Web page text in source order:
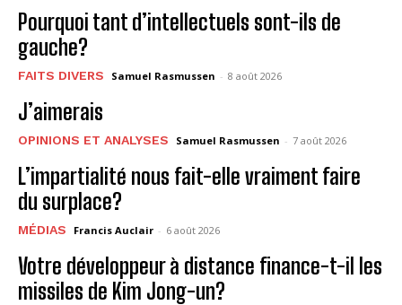
Pourquoi tant d’intellectuels sont-ils de
gauche?
FAITS DIVERS Samuel Rasmussen - 8 août 2026
J’aimerais
OPINIONS ET ANALYSES Samuel Rasmussen - 7 août 2026
L’impartialité nous fait-elle vraiment faire
du surplace?
MÉDIAS Francis Auclair - 6 août 2026
Votre développeur à distance finance-t-il les
missiles de Kim Jong-un?